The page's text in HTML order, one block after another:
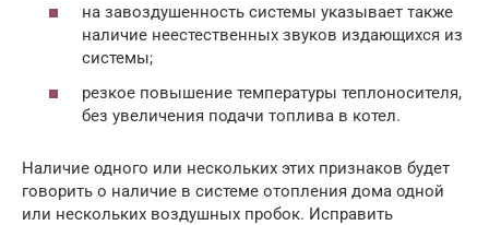
на завоздушенность системы указывает также
наличие неестественных звуков издающихся из
системы;
резкое повышение температуры теплоносителя,
без увеличения подачи топлива в котел.
Наличие одного или нескольких этих признаков будет
говорить о наличие в системе отопления дома одной
или нескольких воздушных пробок. Исправить